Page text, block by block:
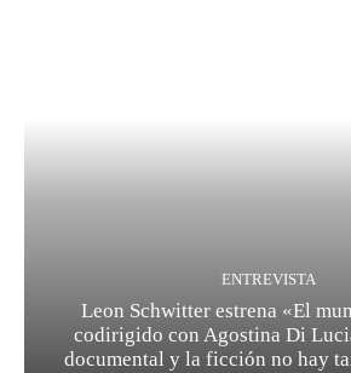
ENTREVISTA
Leon Schwitter estrena «El
codirigido con Agostina Di
documental y la ficción no hay